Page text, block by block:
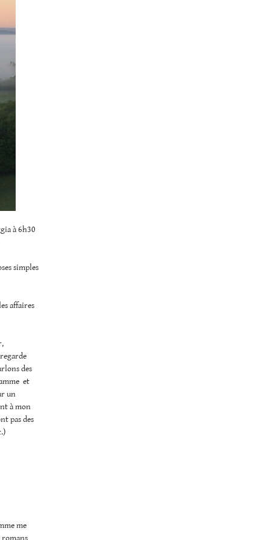
à 6h30
simples
affaires
des
et
un
à mon
pas des
me
romans